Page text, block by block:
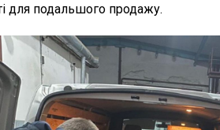
для подальшого продажу.